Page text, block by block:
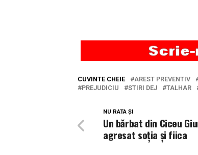
CUVINTE CHEIE AREST PREVENTIV
PREJUDICIU
STIRI DEJ TALHAR
NU RATA ȘI
Un bărbat din Ciceu
agresat soția și fiica